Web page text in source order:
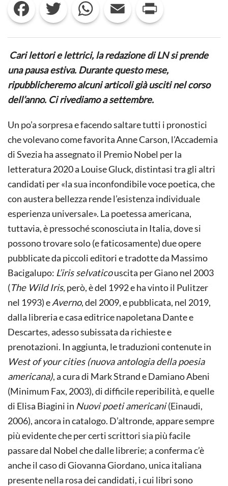
LOUISE
GLUCK
Facebook Twitter WhatsApp Email
Cari lettori e lettrici, la redazione di LN si prende
una pausa estiva. Durante questo mese,
ripubblicheremo alcuni articoli già usciti nel corso
dell’anno. Ci rivediamo a settembre.
Un po’a sorpresa e facendo saltare tutti i pronostici
che volevano come favorita Anne Carson, l’Accademia
di Svezia ha assegnato il Premio Nobel per la
letteratura 2020 a Louise Gluck, distintasi tra gli altri
candidati per «la sua inconfondibile voce poetica, che
con austera bellezza rende l’esistenza individuale
esperienza universale». La poetessa americana,
tuttavia, è pressoché sconosciuta in Italia, dove si
possono trovare solo (e faticosamente) due opere
pubblicate da piccoli editori e tradotte da Massimo
Bacigalupo: L’iris selvaticouscita per Giano nel 2003
(The Wild Iris, però, è del 1992 e ha vinto il Pulitzer
nel 1993) eAverno, del 2009, e pubblicata, nel 2019,
dalla libreria e casa editrice napoletana Dante e
Descartes, adesso subissata da richieste e
prenotazioni. In aggiunta, le traduzioni contenute in
West of your cities (nuova antologia della poesia
americana), a cura di Mark Strand e Damiano Abeni
(Minimum Fax, 2003), di difficile reperibilità, e quelle
di Elisa Biagini in Nuovi poeti americani(Einaudi,
2006), ancora in catalogo. D’altronde, appare sempre
più evidente che per certi scrittori sia più facile
passare dal Nobel che dalle librerie; a conferma c’è
anche il caso di Giovanna Giordano, unica italiana
presente nella rosa dei candidati, i cui libri sono